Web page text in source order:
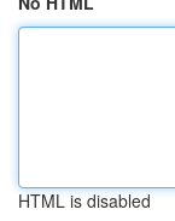
HTML is disabled